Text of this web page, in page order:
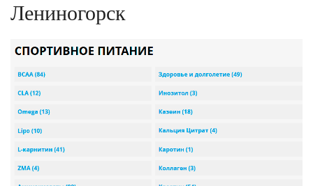
Лениногорск